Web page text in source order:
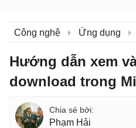
Công nghệ Ứng dụng
Hướng dẫn xem
download trong
Phạm Hải